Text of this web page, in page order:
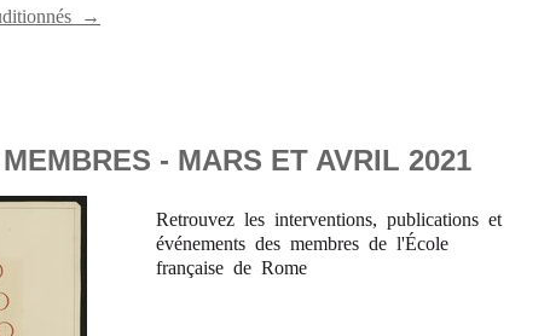
→
- MARS ET AVRIL 2021
Retrouvez les interventions, publications et
événements des membres de l'École
française de Rome